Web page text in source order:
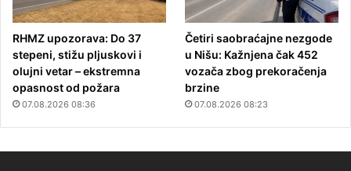
RHMZ upozorava: Do 37
stepeni, stižu pljuskovi i
olujni vetar – ekstremna
opasnost od požara
07.08.2026 08:36
Četiri saobraćajne nezgode
u Nišu: Kažnjena čak 452
vozača zbog prekoračenja
brzine
07.08.2026 08:23